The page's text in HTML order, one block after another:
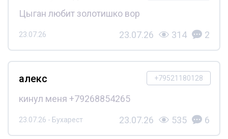
Цыган любит золотишко вор
23.07.26 23.07.26 314 2
+79521180128
алекс
кинул меня +79268854265
23.07.26 - Бухарест 23.07.26 535 6